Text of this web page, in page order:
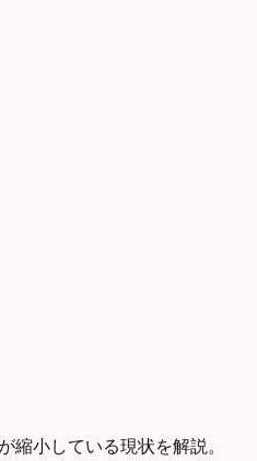
小している現状を解説。